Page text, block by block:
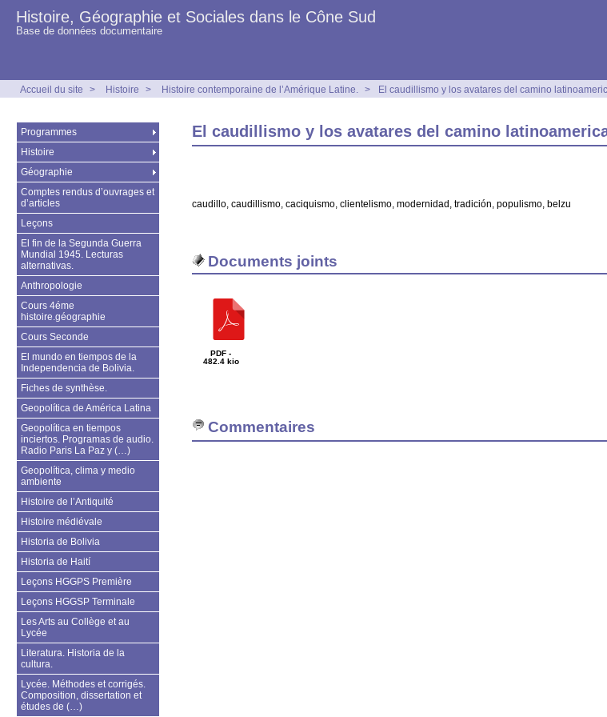
Histoire, Géographie et Sociales dans le Cône Sud
Base de données documentaire
Accueil du site > Histoire > Histoire contemporaine de l’Amérique Latine. > El caudillismo y los avatares del camino
El caudillismo y los avatares del camino
caudillo, caudillismo, caciquismo, clientelismo, modernidad, tradición, populismo, belzu
Documents joints
PDF -
482.4 kio
Commentaires
Programmes
Histoire
Géographie
Comptes rendus d’ouvrages et
d’articles
Leçons
El fin de la Segunda Guerra
Mundial 1945. Lecturas
alternativas.
Anthropologie
Cours 4éme
histoire.géographie
Cours Seconde
El mundo en tiempos de la
Independencia de Bolivia.
Fiches de synthèse.
Geopolítica de América Latina
Geopolítica en tiempos
inciertos. Programas de audio.
Radio Paris La Paz y (…)
Geopolítica, clima y medio
ambiente
Histoire de l’Antiquité
Histoire médiévale
Historia de Bolivia
Historia de Haití
Leçons HGGPS Première
Leçons HGGSP Terminale
Les Arts au Collège et au
Lycée
Literatura. Historia de la
cultura.
Lycée. Méthodes et corrigés.
Composition, dissertation et
études de (…)